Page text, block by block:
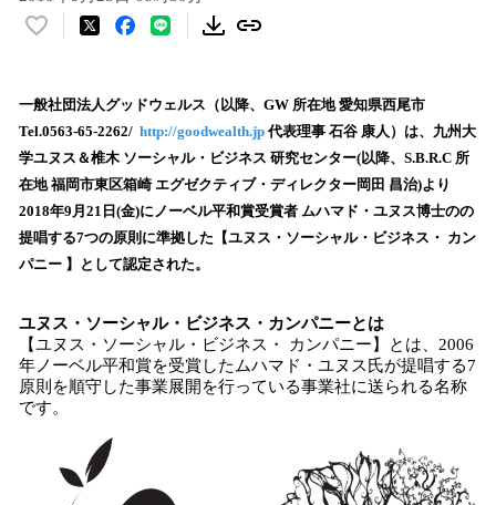
い
！
数
を
読
込
み
中
す
一般社団法人グッドウェルス（以降、GW 所在地 愛知県西尾市
Tel.0563-65-2262/ http://goodwealth.jp 代表理事 石谷 康人）は、九州大
学ユヌス＆椎木 ソーシャル・ビジネス 研究センター(以降、S.B.R.C 所
在地 福岡市東区箱崎 エグゼクティブ・ディレクター岡田 昌治)より
2018年9月21日(金)にノーベル平和賞受賞者 ムハマド・ユヌス博士のの
提唱する7つの原則に準拠した【ユヌス・ソーシャル・ビジネス・ カン
パニー 】として認定された。
ユヌス・ソーシャル・ビジネス・カンパニーとは
【ユヌス・ソーシャル・ビジネス・ カンパニー】とは、2006
年ノーベル平和賞を受賞したムハマド・ユヌス氏が提唱する7
原則を順守した事業展開を行っている事業社に送られる名称
です。